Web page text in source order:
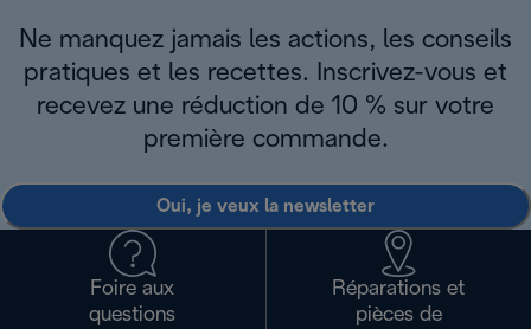
Ne manquez jamais les actions, les conseils
pratiques et les recettes. Inscrivez-vous et
recevez une réduction de 10 % sur votre
première commande.
Oui, je veux la newsletter
Foire aux
questions
Réparations et
pièces de